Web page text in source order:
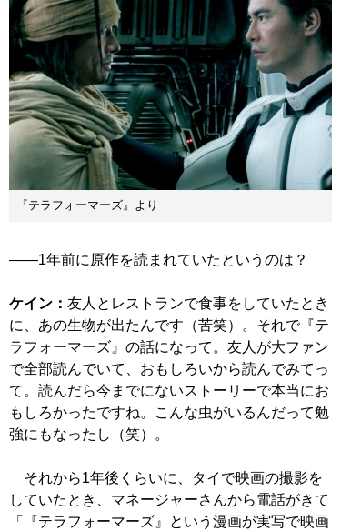
『テラフォーマーズ』より
――1年前に原作を読まれていたというのは？
ケイン： 友人とレストランで食事をしていたとき
に、あの生物が出たんです（苦笑）。それで『テ
ラフォーマーズ』の話になって。友人が大ファン
で全部読んでいて、おもしろいから読んでみてっ
て。読んだら今までにないストーリーで本当にお
もしろかったですね。こんな虫がいるんだって勉
強にもなったし（笑）。
それから1年後くらいに、タイで映画の撮影を
していたとき、マネージャーさんから電話がきて
「『テラフォーマーズ』という漫画が実写で映画